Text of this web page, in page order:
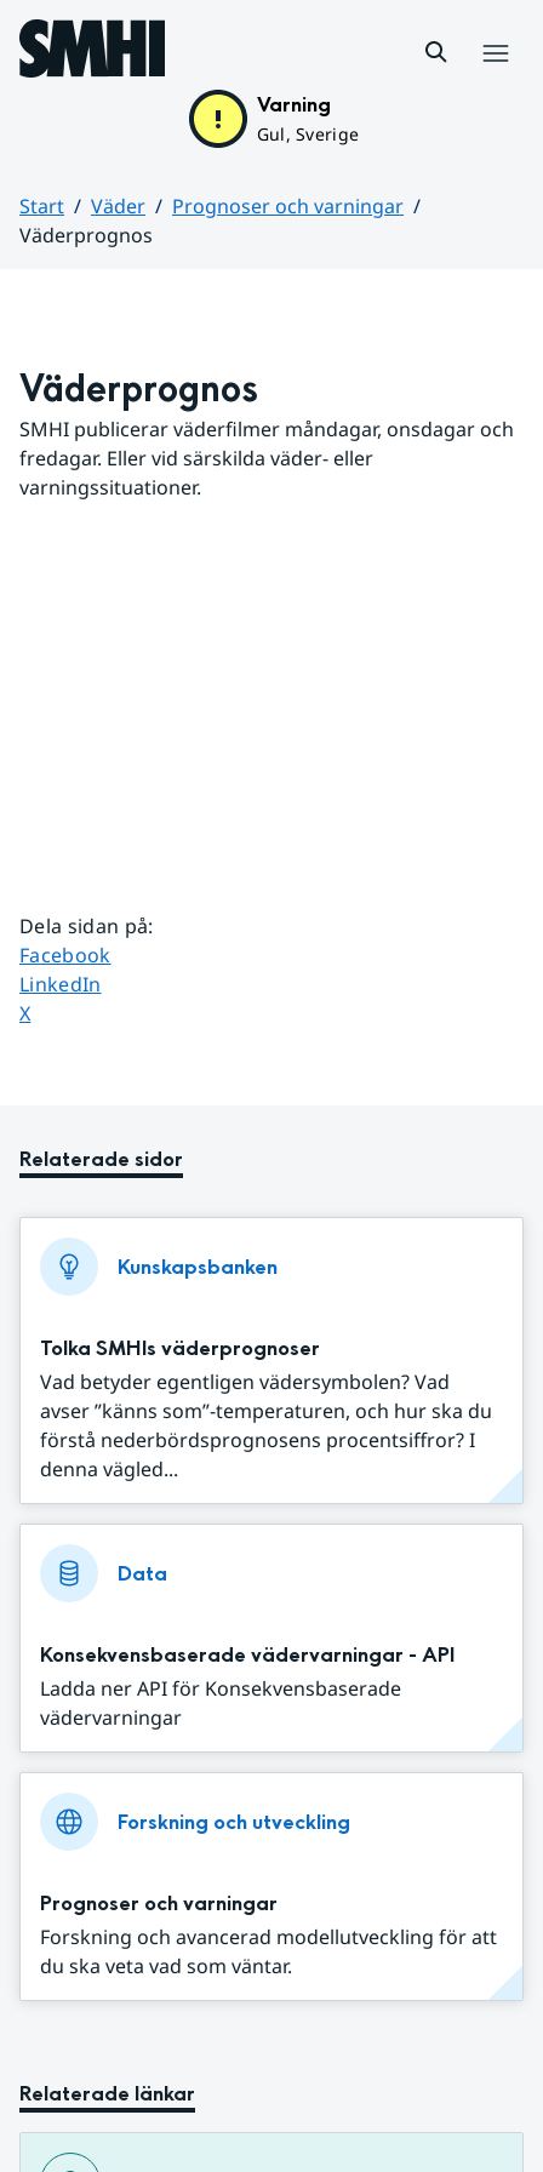
Hoppa till sidans innehåll
Varning
Gul, Sverige
Start Väder
Prognoser och varningar
Väderprognos
Väderprognos
SMHI publicerar väderfilmer måndagar, onsdagar och
fredagar. Eller vid särskilda väder- eller
varningssituationer.
Dela sidan på:
Dela sidan på
Facebook
Dela sidan på
LinkedIn
Dela sidan på
X
Relaterade sidor
Kunskapsbanken
Tolka SMHIs väderprognoser
Vad betyder egentligen vädersymbolen? Vad
avser ”känns som”-temperaturen, och hur ska du
förstå nederbördsprognosens procentsiffror? I
denna vägled...
Data
Konsekvensbaserade vädervarningar - API
Ladda ner API för Konsekvensbaserade
vädervarningar
Forskning och utveckling
Prognoser och varningar
Forskning och avancerad modellutveckling för att
du ska veta vad som väntar.
Relaterade länkar